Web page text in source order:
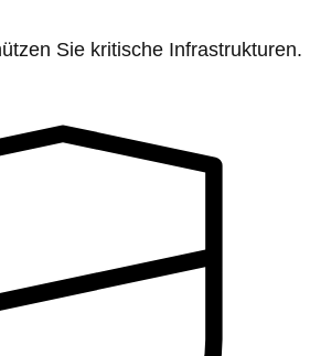
Sie kritische Infrastrukturen.